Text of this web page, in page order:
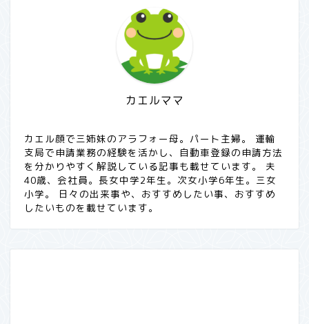
カエルママ
カエル顔で三姉妹のアラフォー母。パート主婦。 運輸
支局で申請業務の経験を活かし、自動車登録の申請方法
を分かりやすく解説している記事も載せています。 夫
40歳、会社員。長女中学2年生。次女小学6年生。三女
小学。 日々の出来事や、おすすめしたい事、おすすめ
したいものを載せています。